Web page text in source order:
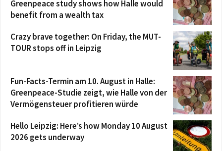
Greenpeace study shows how Halle would
benefit from a wealth tax
Crazy brave together: On Friday, the MUT-
TOUR stops off in Leipzig
Fun-Facts-Termin am 10. August in Halle:
Greenpeace-Studie zeigt, wie Halle von der
Vermögensteuer profitieren würde
Hello Leipzig: Here’s how Monday 10 August
2026 gets underway